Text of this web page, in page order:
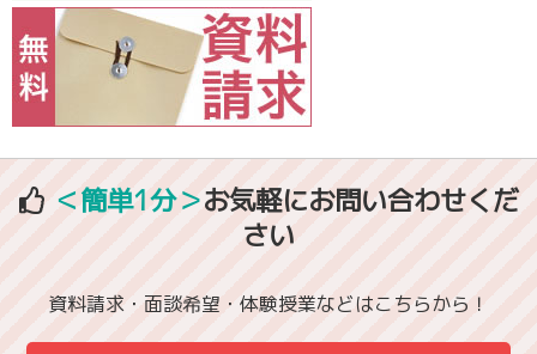
＜簡単1分＞お気軽にお問い合わせくだ
さい
資料請求・面談希望・体験授業などはこちらから！